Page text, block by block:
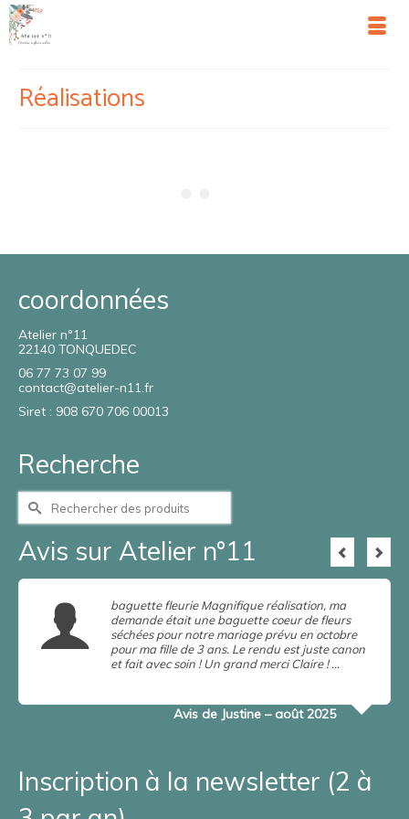
Réalisations
coordonnées
Atelier n°11
22140 TONQUEDEC
06 77 73 07 99
contact@atelier-n11.fr
Siret : 908 670 706 00013
Recherche
Rechercher :
Avis sur Atelier n°11
baguette fleurie Magnifique réalisation, ma
demande était une baguette coeur de fleurs
séchées pour notre mariage prévu en octobre
pour ma fille de 3 ans. Le rendu est juste canon
et fait avec soin ! Un grand merci Claire ! …
Avis de Justine – août 2025
Inscription à la newsletter (2 à